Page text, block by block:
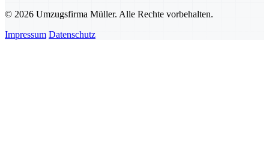
© 2026 Umzugsfirma Müller. Alle Rechte vorbehalten.
Impressum Datenschutz